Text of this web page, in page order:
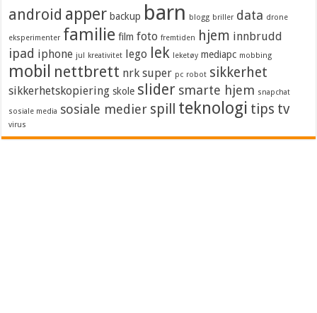
android apper backup barn blogg briller data drone
eksperimenter familie film foto fremtiden hjem innbrudd
ipad iphone jul kreativitet lego lek leketøy mediapc mobbing
mobil nettbrett nrk super pc robot sikkerhet
sikkerhetskopiering skole slider smarte hjem snapchat
sosiale media sosiale medier spill teknologi tips tv
virus